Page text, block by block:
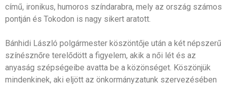
című, ironikus, humoros színdarabra, mely az ország számos
pontján és Tokodon is nagy sikert aratott.
Bánhidi László polgármester köszöntője után a két népszerű
színésznőre terelődött a figyelem, akik a női lét és az
anyaság szépségeibe avatta be a közönséget. Köszönjük
mindenkinek, aki eljött az önkormányzatunk szervezésében